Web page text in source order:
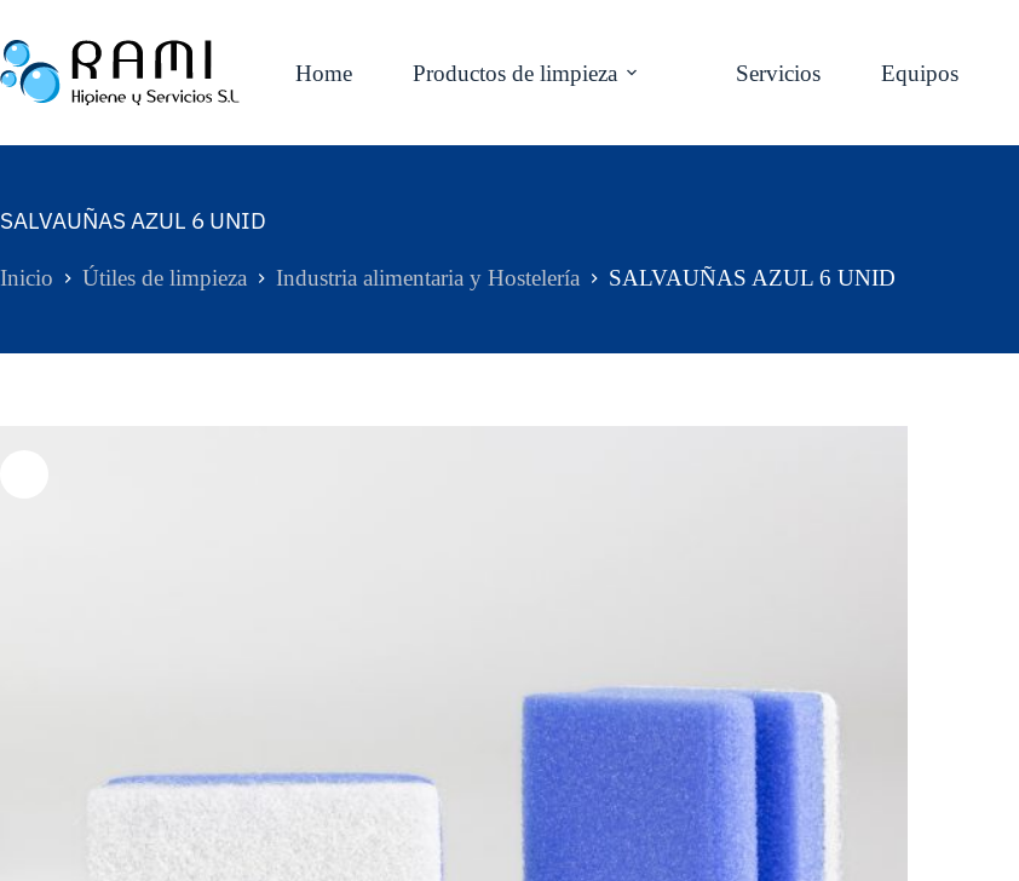
Home Productos de limpieza Servicios Equipos
SALVAUÑAS AZUL 6 UNID
Inicio Útiles de limpieza Industria alimentaria y Hostelería SALVAUÑAS AZUL 6 UNID